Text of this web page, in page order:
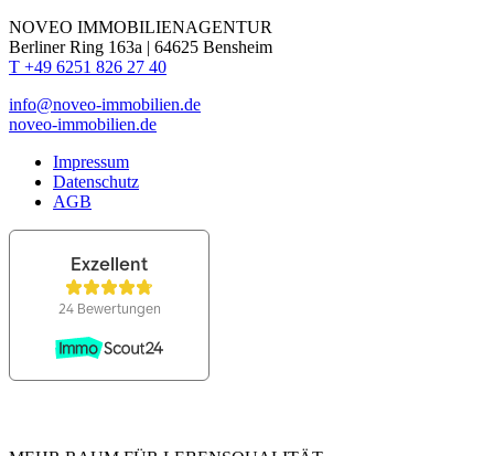
NOVEO IMMOBILIENAGENTUR
Berliner Ring 163a | 64625 Bensheim
T +49 6251 826 27 40
info@noveo-immobilien.de
noveo-immobilien.de
Impressum
Datenschutz
AGB